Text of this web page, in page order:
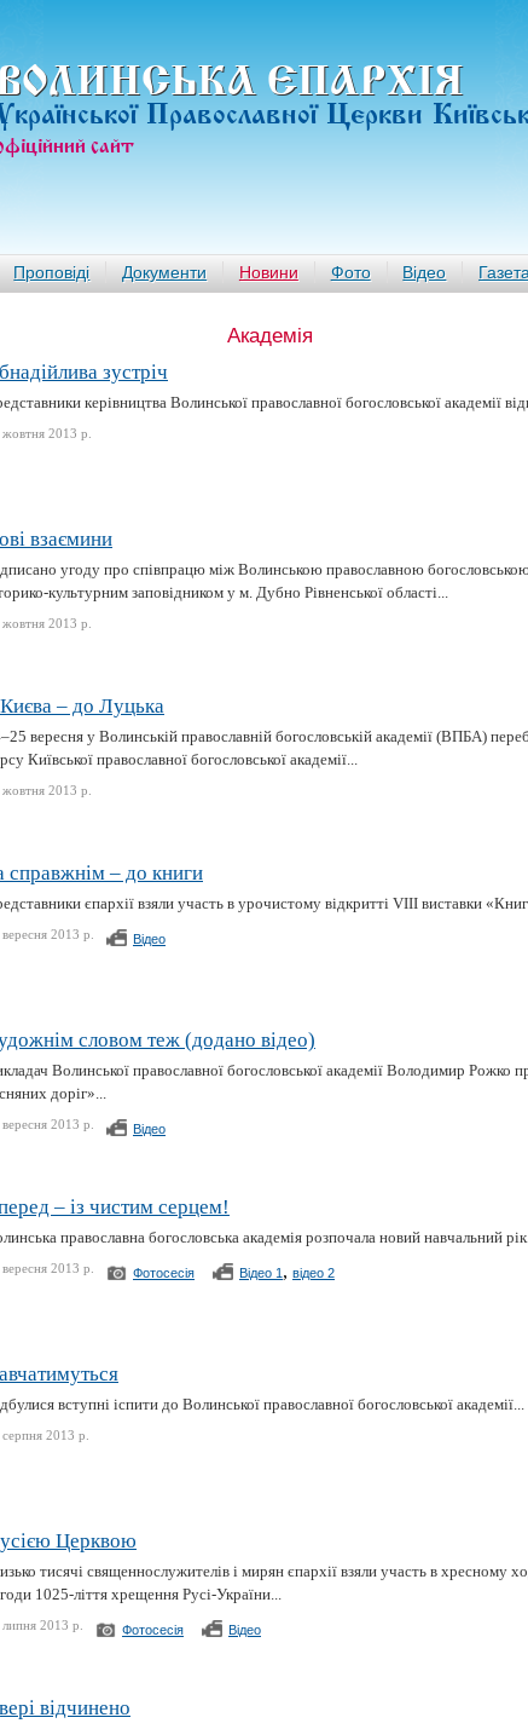
ВОЛИНСЬКА ЄПАРХIЯ
Православної Церкви
сайт
Проповіді Документи Новини Фото Відео Газета
Академія
зустріч
керівництва Волинської православної богословської академії
жовтня 2013 р.
взаємини
угоду про співпрацю між Волинською православною
культурним заповідником у м. Дубно Рівненської області...
2013 р.
– до Луцька
вересня у Волинській православній богословській академії (ВПБА)
Київської православної богословської академії...
2013 р.
справжнім – до книги
єпархії взяли участь в урочистому відкритті VIII виставки
2013 р. Відео
словом теж (додано відео)
Волинської православної богословської академії Володимир Рожко
доріг»...
2013 р. Відео
– із чистим серцем!
православна богословська академія розпочала новий навчальний
2013 р. Фотосесія Відео 1 , відео 2
вступні іспити до Волинської православної богословської академії...
2013 р.
Церквою
тисячі священнослужителів і мирян єпархії взяли участь в хресному
1025-ліття хрещення Русі-України...
2013 р. Фотосесія Відео
відчинено